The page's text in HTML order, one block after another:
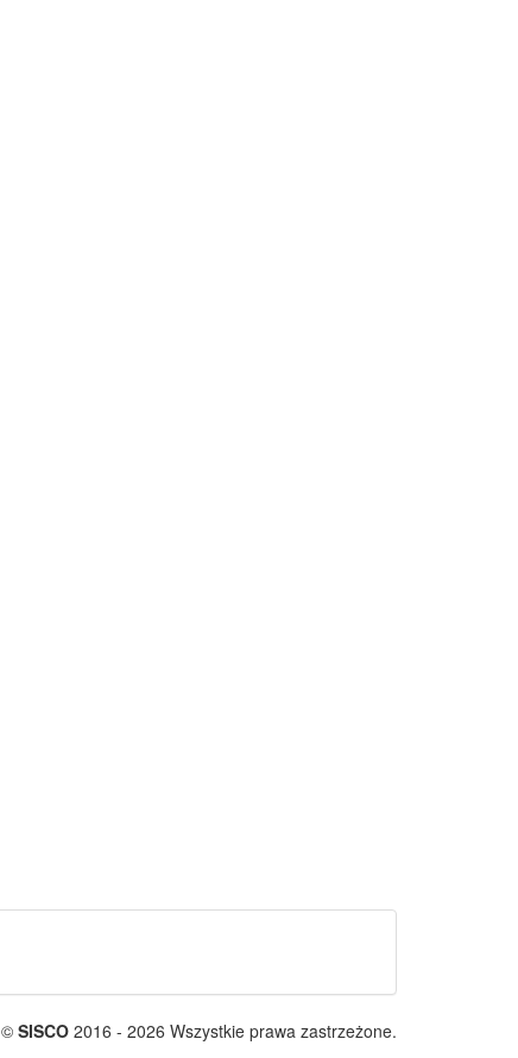
© SISCO 2016 - 2026 Wszystkie prawa zastrzeżone.